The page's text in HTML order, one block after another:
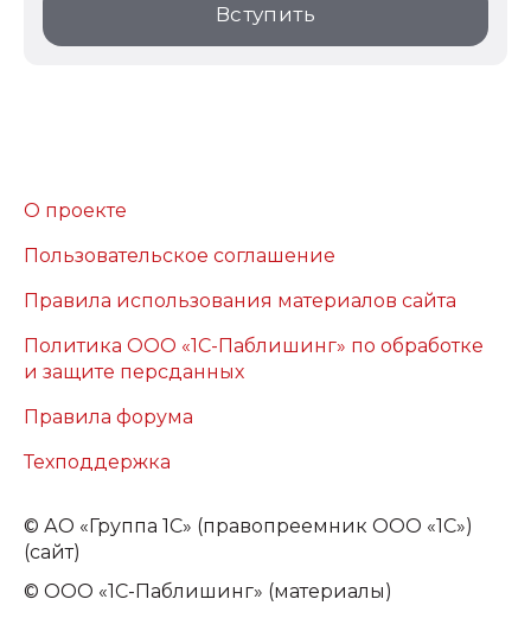
Вступить
О проекте
Пользовательское соглашение
Правила использования материалов сайта
Политика ООО «1С-Паблишинг» по обработке
и защите персданных
Правила форума
Техподдержка
© АО «Группа 1С» (правопреемник ООО «1С»)
(сайт)
© ООО «1С-Паблишинг» (материалы)